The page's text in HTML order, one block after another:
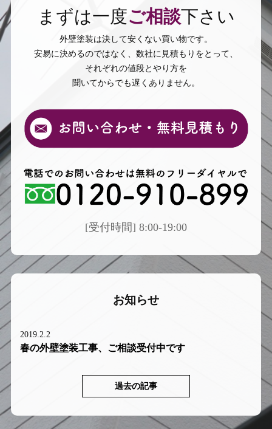
まずは一度ご相談下さい
外壁塗装は決して安くない買い物です。
安易に決めるのではなく、数社に見積もりをとって、
それぞれの値段とやり方を
聞いてからでも遅くありません。
[受付時間] 8:00-19:00
お知らせ
2019.2.2
春の外壁塗装工事、ご相談受付中です
過去の記事